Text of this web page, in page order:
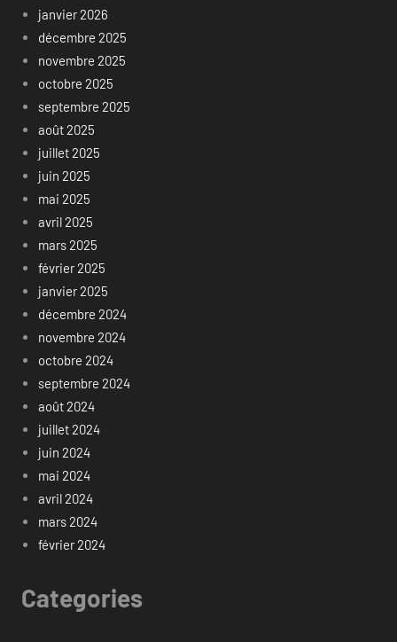
janvier 2026
décembre 2025
novembre 2025
octobre 2025
septembre 2025
août 2025
juillet 2025
juin 2025
mai 2025
avril 2025
mars 2025
février 2025
janvier 2025
décembre 2024
novembre 2024
octobre 2024
septembre 2024
août 2024
juillet 2024
juin 2024
mai 2024
avril 2024
mars 2024
février 2024
Categories